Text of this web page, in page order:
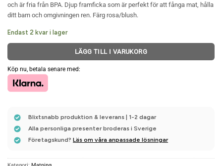
och är fria från BPA. Djup framficka som är perfekt för att fånga mat, hålla
ditt barn och omgivningen ren. Färg rosa/blush.
Endast 2 kvar i lager
LÄGG TILL I VARUKORG
Köp nu, betala senare med:
Blixtsnabb produktion & leverans | 1-2 dagar
Alla personliga presenter broderas i Sverige
Företagskund?Läs om våra anpassade lösningar